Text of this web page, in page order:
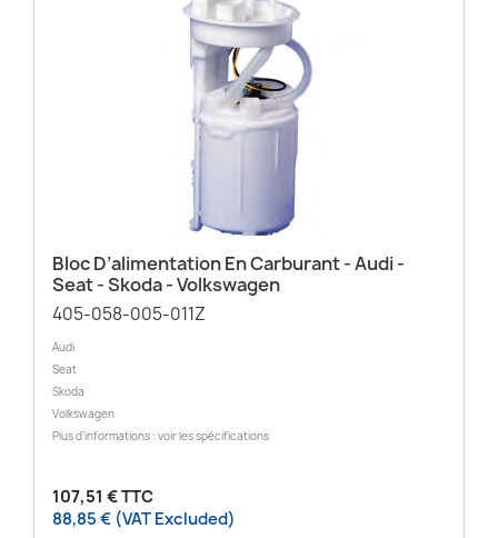
Bloc D’alimentation En Carburant - Audi -
Seat - Skoda - Volkswagen
405-058-005-011Z
Audi
Seat
Skoda
Volkswagen
Plus d’informations : voir les spécifications
107,51 € TTC
88,85 € (VAT Excluded)